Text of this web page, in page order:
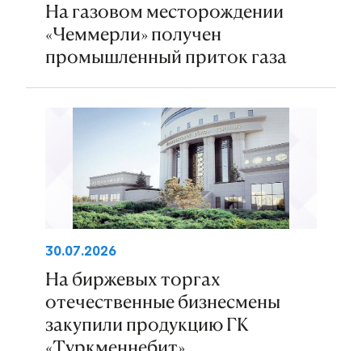
На газовом месторождении
«Чеммерли» получен
промышленный приток газа
30.07.2026
На биржевых торгах
отечественные бизнесмены
закупили продукцию ГК